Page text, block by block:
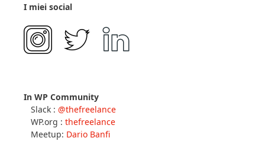
I miei social
In WP Community
Slack : @thefreelance
WP.org : thefreelance
Meetup: Dario Banfi